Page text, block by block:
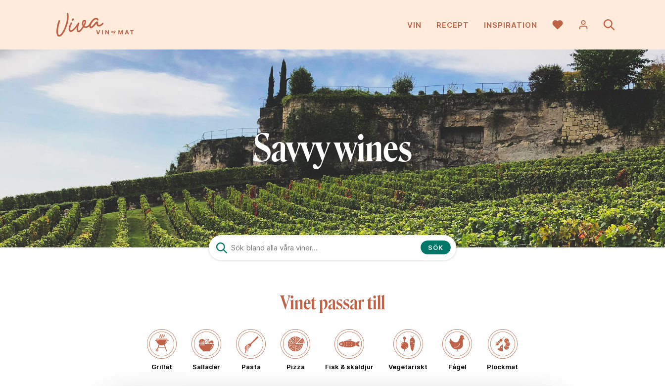
VIN RECEPT INSPIRATION
Savvy wines
SÖK
Vinet passar till
Grillat Sallader Pasta Pizza Fisk & skaldjur Vegetariskt Fågel Plockmat